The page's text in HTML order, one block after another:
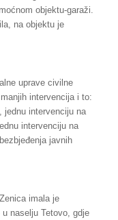
objektu-garaži.
na objektu je
uprave civilne
intervencija i to:
jednu intervenciju na
intervenciju na
javnih
imala je
naselju Tetovo, gdje